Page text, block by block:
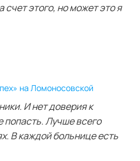
этого, но может это я
на Ломоносовской
И нет доверия к
попасть. Лучше всего
В каждой больнице есть